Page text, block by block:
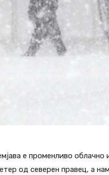
е променливо облачно
од северен правец, а